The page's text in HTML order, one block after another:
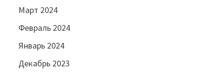
Март 2024
Февраль 2024
Январь 2024
Декабрь 2023